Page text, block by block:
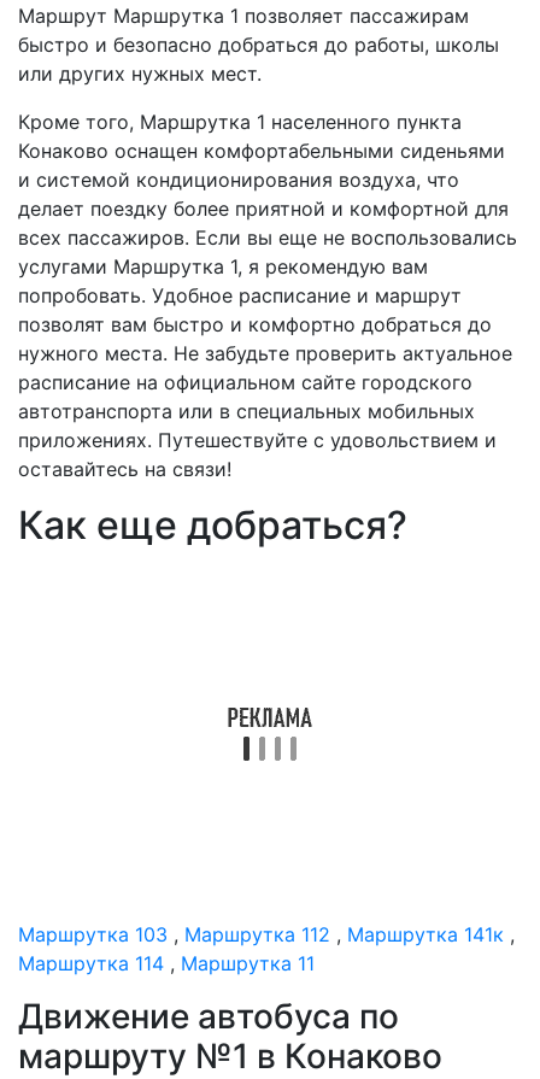
Маршрут Маршрутка 1 позволяет пассажирам
быстро и безопасно добраться до работы, школы
или других нужных мест.
Кроме того, Маршрутка 1 населенного пункта
Конаково оснащен комфортабельными сиденьями
и системой кондиционирования воздуха, что
делает поездку более приятной и комфортной для
всех пассажиров. Если вы еще не воспользовались
услугами Маршрутка 1, я рекомендую вам
попробовать. Удобное расписание и маршрут
позволят вам быстро и комфортно добраться до
нужного места. Не забудьте проверить актуальное
расписание на официальном сайте городского
автотранспорта или в специальных мобильных
приложениях. Путешествуйте с удовольствием и
оставайтесь на связи!
Как еще добраться?
Маршрутка 103 , Маршрутка 112 , Маршрутка 141к ,
Маршрутка 114 , Маршрутка 11
Движение автобуса по
маршруту №1 в Конаково